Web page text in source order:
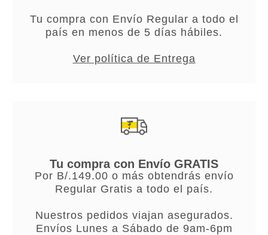
Tu compra con Envío Regular a todo el
país en menos de 5 días hábiles.
Ver política de Entrega
Tu compra con Envío GRATIS
Por B/.149.00 o más obtendrás envío
Regular Gratis a todo el país.
Nuestros pedidos viajan asegurados.
Envíos Lunes a Sábado de 9am-6pm